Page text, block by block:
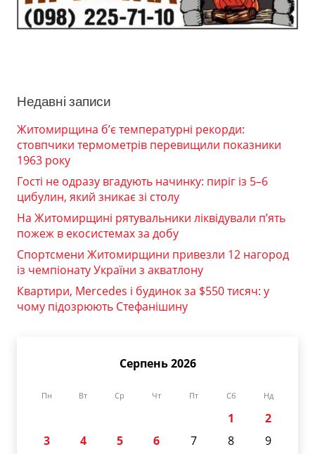
Недавні записи
Житомирщина б’є температурні рекорди:
стовпчики термометрів перевищили показники
1963 року
Гості не одразу вгадують начинку: пиріг із 5–6
цибулин, який зникає зі столу
На Житомирщині рятувальники ліквідували п’ять
пожеж в екосистемах за добу
Спортсмени Житомирщини привезли 12 нагород
із чемпіонату України з акватлону
Квартири, Mercedes і будинок за $550 тисяч: у
чому підозрюють Стефанішину
Серпень 2026
Пн Вт Ср Чт Пт Сб Нд
1
2
3
4 5 6 7 8
9